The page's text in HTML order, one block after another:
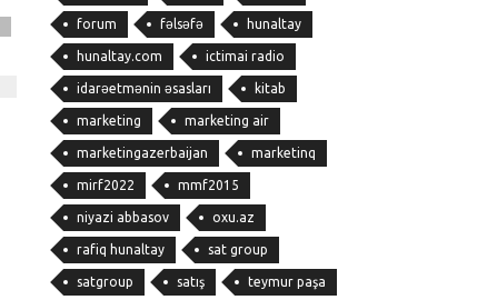
forum fəlsəfə hunaltay
hunaltay.com ictimai radio
idarəetmənin əsasları kitab
marketing marketing air
marketingazerbaijan marketinq
mirf2022 mmf2015
niyazi abbasov oxu.az
rafiq hunaltay sat group
satgroup satış teymur paşa